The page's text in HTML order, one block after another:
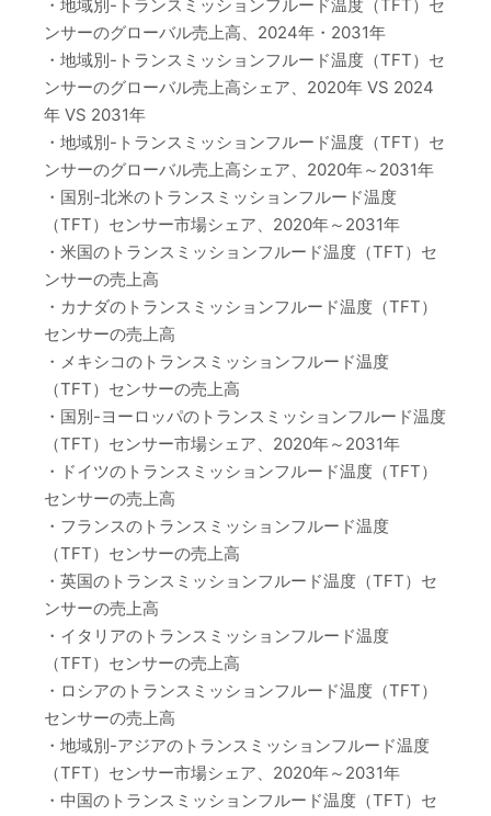
・地域別-トランスミッションフルード温度（TFT）セ
ンサーのグローバル売上高、2024年・2031年
・地域別-トランスミッションフルード温度（TFT）セ
ンサーのグローバル売上高シェア、2020年 VS 2024
年 VS 2031年
・地域別-トランスミッションフルード温度（TFT）セ
ンサーのグローバル売上高シェア、2020年～2031年
・国別-北米のトランスミッションフルード温度
（TFT）センサー市場シェア、2020年～2031年
・米国のトランスミッションフルード温度（TFT）セ
ンサーの売上高
・カナダのトランスミッションフルード温度（TFT）
センサーの売上高
・メキシコのトランスミッションフルード温度
（TFT）センサーの売上高
・国別-ヨーロッパのトランスミッションフルード温度
（TFT）センサー市場シェア、2020年～2031年
・ドイツのトランスミッションフルード温度（TFT）
センサーの売上高
・フランスのトランスミッションフルード温度
（TFT）センサーの売上高
・英国のトランスミッションフルード温度（TFT）セ
ンサーの売上高
・イタリアのトランスミッションフルード温度
（TFT）センサーの売上高
・ロシアのトランスミッションフルード温度（TFT）
センサーの売上高
・地域別-アジアのトランスミッションフルード温度
（TFT）センサー市場シェア、2020年～2031年
・中国のトランスミッションフルード温度（TFT）セ